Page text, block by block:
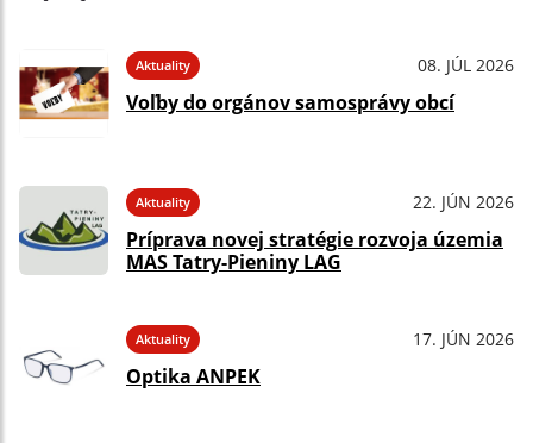
Aktuality 08. JÚL 2026
Voľby do orgánov samosprávy obcí
Aktuality 22. JÚN 2026
Príprava novej stratégie rozvoja územia
MAS Tatry-Pieniny LAG
Aktuality 17. JÚN 2026
Optika ANPEK